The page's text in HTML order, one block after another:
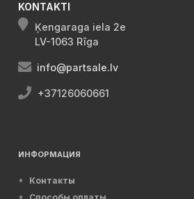
KONTAKTI
Ķengaraga iela 2e
LV-1063 Rīga
info@partsale.lv
+37126060661
ИНФОРМАЦИЯ
Контакты